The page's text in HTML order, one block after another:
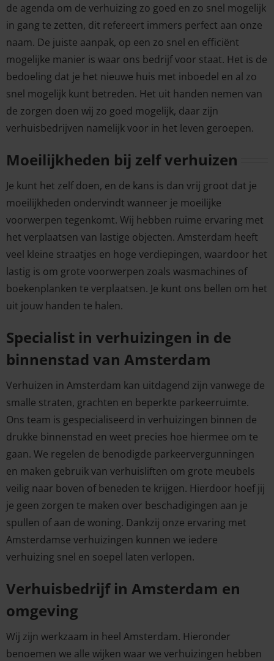
de agenda om de verhuizing zo goed en zo snel mogelijk
in gang te zetten, dit refereert immers perfect aan onze
naam. De juiste aanpak, op een zo snel en efficiënt
mogelijke manier is waar ons bedrijf voor staat. Het is de
bedoeling dat je het nieuwe huis met inboedel en al zo
snel mogelijk kunt betreden. Het uit handen nemen van
de zorgen doen wij zo goed mogelijk, daar zijn
verhuisbedrijven namelijk voor in het leven geroepen.
Moeilijkheden bij zelf verhuizen
Je kunt het zelf doen, en de kans is dan vrij groot dat je
moeilijkheden ondervindt wanneer je moeilijke
voorwerpen tegenkomt. Wij hebben ruime ervaring met
het verplaatsen van lastige objecten. Amsterdam heeft
veel kleine straatjes en hoge verdiepingen, waardoor het
lastig is om grote voorwerpen zoals wasmachines of
boekenplanken te verplaatsen. Je kunt ons bellen om het
uit jouw handen te halen.
Specialist in verhuizingen in de
binnenstad van Amsterdam
Verhuizen in Amsterdam kan uitdagend zijn vanwege de
smalle straten, grachten en beperkte parkeerruimte.
Ons team is gespecialiseerd in verhuizingen binnen de
drukke binnenstad en weet precies hoe hiermee om te
gaan. We regelen de benodigde parkeervergunningen
en maken gebruik van verhuisliften om grote meubels
veilig naar boven of beneden te krijgen. Hierdoor hoef jij
je geen zorgen te maken over beschadigingen aan je
spullen of aan de woning. Dankzij onze ervaring met
Amsterdamse verhuizingen kunnen we iedere
verhuizing snel en soepel laten verlopen.
Verhuisbedrijf in Amsterdam en
omgeving
Wij zijn werkzaam in heel Amsterdam. Hieronder
benoemen we alle wijken waar we verhuizingen hebben